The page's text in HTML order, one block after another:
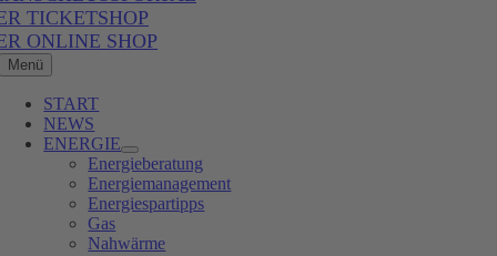
TICKETSHOP
ONLINE SHOP
Menü
START
NEWS
ENERGIE
Energieberatung
Energiemanagement
Energiespartipps
Gas
Nahwärme